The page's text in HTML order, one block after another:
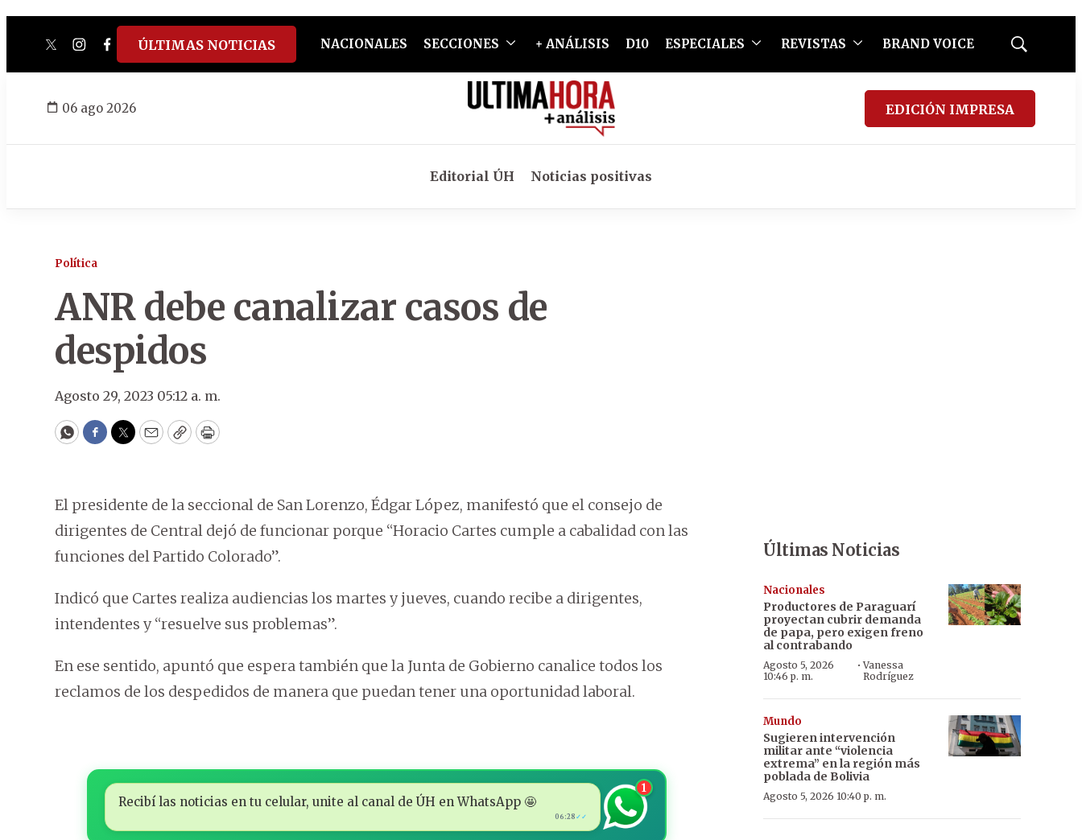
twitterinstagram
facebook
tiktokyoutube
spotify
ÚLTIMAS NOTICIAS NACIONALES SECCIONES + ANÁLISIS D10 ESPECIALES REVISTAS BRAND VOICE
Mostrar
06 ago 2026 EDICIÓN IMPRESA
Editorial ÚH Noticias positivas
Política
ANR debe canalizar casos de
despidos
Agosto 29, 2023 05:12 a. m.
WhatsApp
Facebook
Twitter
EmailCopyPrint
El presidente de la seccional de San Lorenzo, Édgar López, manifestó que el consejo de
dirigentes de Central dejó de funcionar porque “Horacio Cartes cumple a cabalidad con las
funciones del Partido Colorado”.
Indicó que Cartes realiza audiencias los martes y jueves, cuando recibe a dirigentes,
intendentes y “resuelve sus problemas”.
En ese sentido, apuntó que espera también que la Junta de Gobierno canalice todos los
reclamos de los despedidos de manera que puedan tener una oportunidad laboral.
Recibí las noticias en tu celular, unite al canal de ÚH en WhatsApp 🤩
06:28 ✓✓
1
Últimas Noticias
Nacionales
Productores de Paraguarí
proyectan cubrir demanda
de papa, pero exigen freno
al contrabando
Agosto 5, 2026
10:46 p. m.
·Vanessa
Rodríguez
Mundo
Sugieren intervención
militar ante “violencia
extrema” en la región más
poblada de Bolivia
Agosto 5, 2026 10:40 p. m.